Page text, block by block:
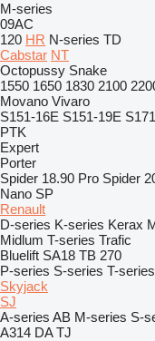
M-series
09AC
120 HR N-series TD
Cabstar NT
Octopussy Snake
1550 1650 1830 2100
Movano Vivaro
S151-16E S151-19E
PTK
Expert
Porter
Spider 18.90 Pro Spider
Nano SP
Renault
D-series K-series Kerax
Midlum T-series Trafic
Bluelift SA18 TB 270
P-series S-series T-series
Skyjack
SJ
A-series AB M-series S-
A314 DA TJ